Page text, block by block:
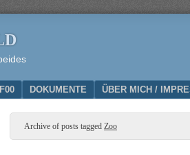
DOKUMENTE ÜBER MICH /
Archive of posts tagged Zoo